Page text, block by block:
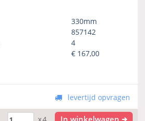
330mm
857142
4
€ 167,00
levertijd opvragen